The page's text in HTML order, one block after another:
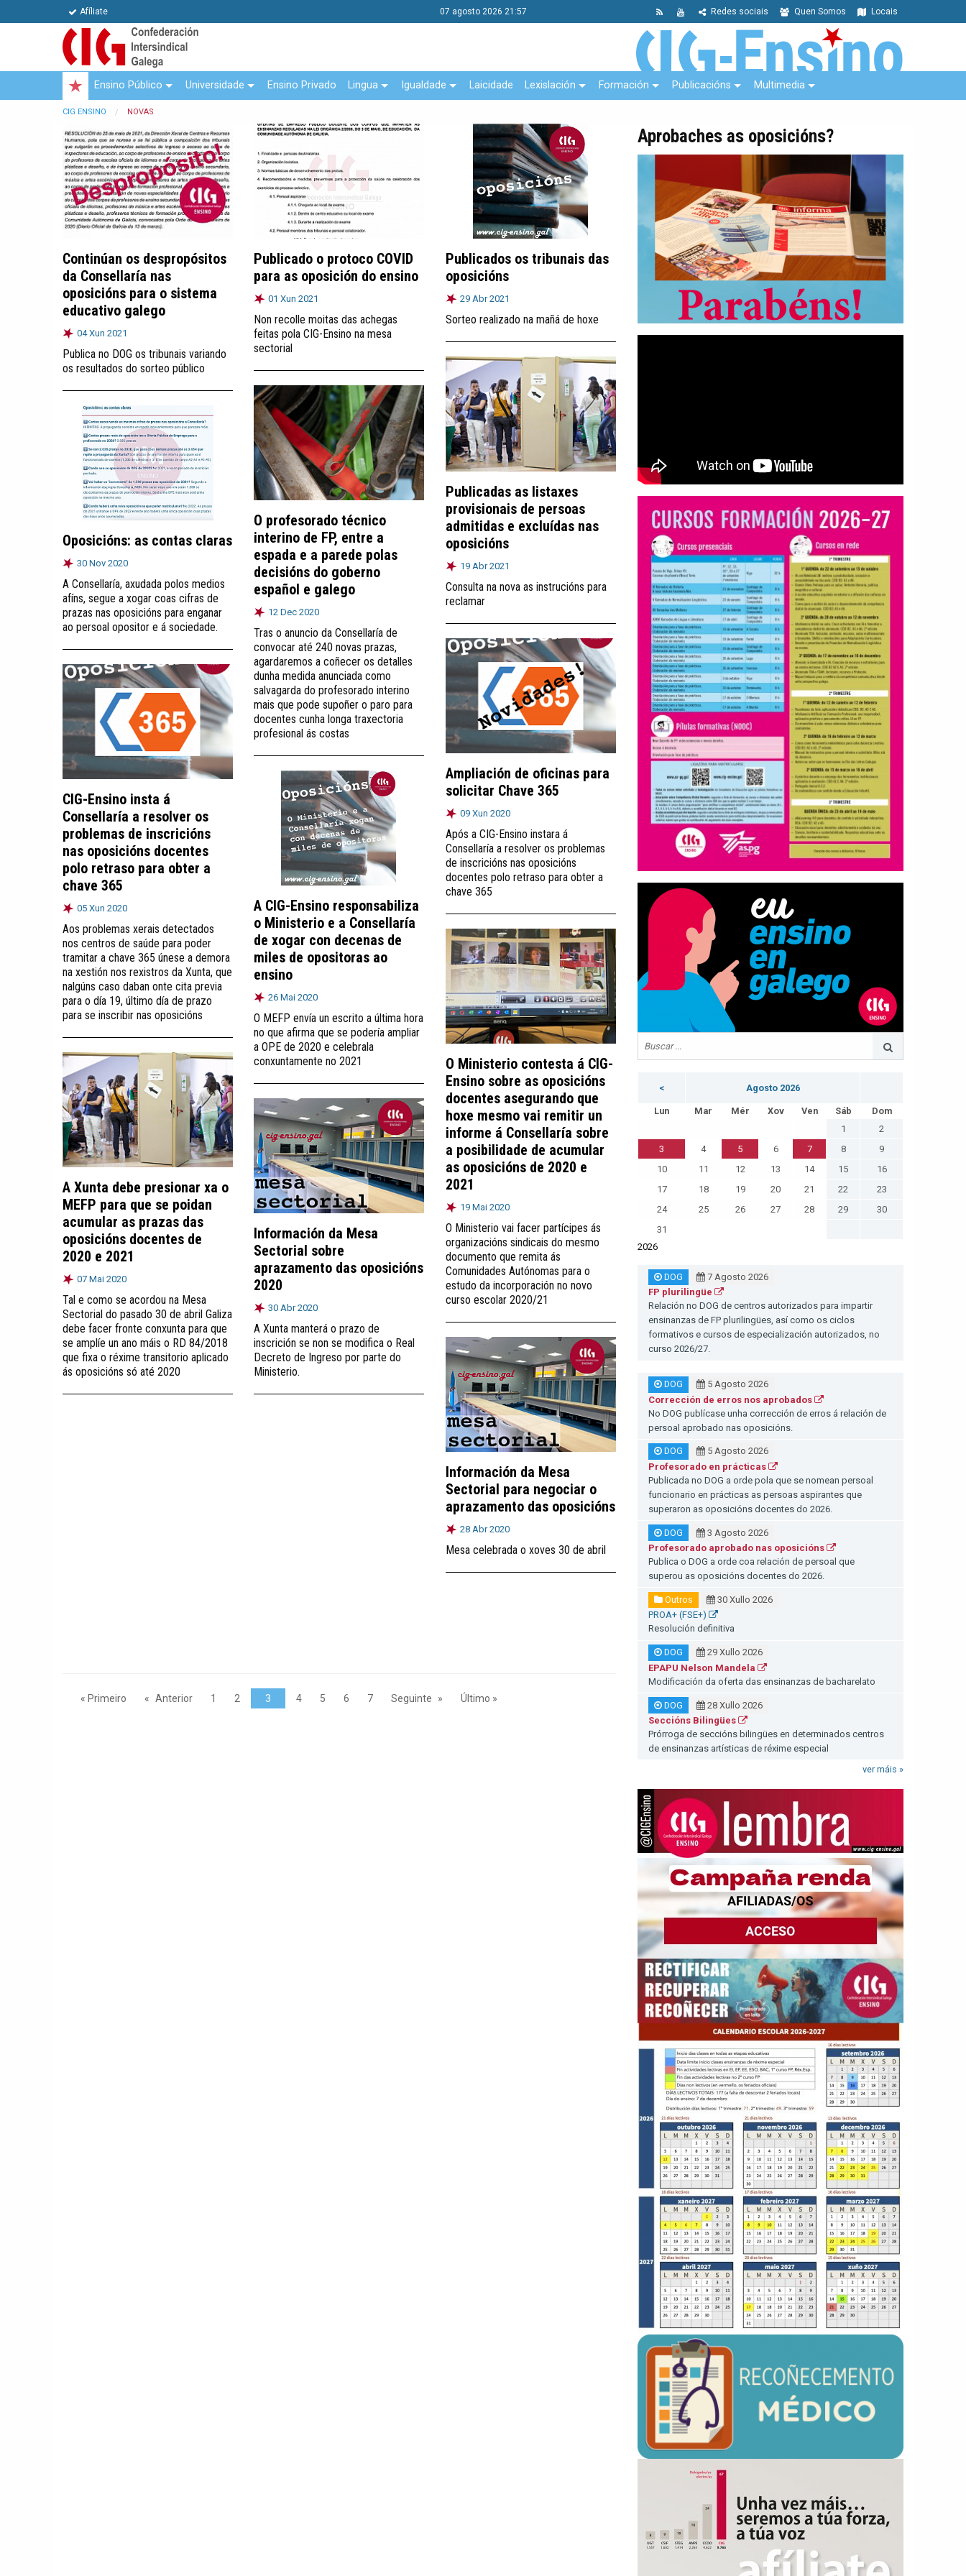
Afíliate 07 agosto 2026 21:57 Locais
Quen Somos
Redes sociais
Ensino Público Universidade Ensino Privado Lingua Igualdade Laicidade Lexislación Formación Publicacións Multimedia
CIG ENSINO NOVAS
Continúan os despropósitos
da Consellaría nas
oposicións para o sistema
educativo galego
04 Xun 2021
Publica no DOG os tribunais variando
os resultados do sorteo público
Publicado o protoco COVID
para as oposición do ensino
01 Xun 2021
Non recolle moitas das achegas
feitas pola CIG-Ensino na mesa
sectorial
Publicados os tribunais das
oposicións
29 Abr 2021
Sorteo realizado na mañá de hoxe
Publicadas as listaxes
provisionais de persoas
admitidas e excluídas nas
oposicións
19 Abr 2021
Consulta na nova as instrucións para
reclamar
O profesorado técnico
interino de FP, entre a
espada e a parede polas
decisións do goberno
español e galego
12 Dec 2020
Tras o anuncio da Consellaría de
convocar até 240 novas prazas,
agardaremos a coñecer os detalles
dunha medida anunciada como
salvagarda do profesorado interino
mais que pode supoñer o paro para
docentes cunha longa traxectoria
profesional ás costas
Oposicións: as contas claras
30 Nov 2020
A Consellaría, axudada polos medios
afíns, segue a xogar coas cifras de
prazas nas oposicións para enganar
ao persoal opositor e á sociedade.
Ampliación de oficinas para
solicitar Chave 365
09 Xun 2020
Após a CIG-Ensino instara á
Consellaría a resolver os problemas
de inscricións nas oposicións
docentes polo retraso para obter a
chave 365
CIG-Ensino insta á
Consellaría a resolver os
problemas de inscricións
nas oposicións docentes
polo retraso para obter a
chave 365
05 Xun 2020
Aos problemas xerais detectados
nos centros de saúde para poder
tramitar a chave 365 únese a demora
na xestión nos rexistros da Xunta, que
nalgúns caso daban onte cita previa
para o día 19, último día de prazo
para se inscribir nas oposicións
A CIG-Ensino responsabiliza
o Ministerio e a Consellaría
de xogar con decenas de
miles de opositoras ao
ensino
26 Mai 2020
O MEFP envía un escrito a última hora
no que afirma que se podería ampliar
a OPE de 2020 e celebrala
conxuntamente no 2021
O Ministerio contesta á CIG-
Ensino sobre as oposicións
docentes asegurando que
hoxe mesmo vai remitir un
informe á Consellaría sobre
a posibilidade de acumular
as oposicións de 2020 e
2021
19 Mai 2020
O Ministerio vai facer partícipes ás
organizacións sindicais do mesmo
documento que remita ás
Comunidades Autónomas para o
estudo da incorporación no novo
curso escolar 2020/21
A Xunta debe presionar xa o
MEFP para que se poidan
acumular as prazas das
oposicións docentes de
2020 e 2021
07 Mai 2020
Tal e como se acordou na Mesa
Sectorial do pasado 30 de abril Galiza
debe facer fronte conxunta para que
se amplíe un ano máis o RD 84/2018
que fixa o réxime transitorio aplicado
ás oposicións só até 2020
Información da Mesa
Sectorial sobre
aprazamento das oposicións
2020
30 Abr 2020
A Xunta manterá o prazo de
inscrición se non se modifica o Real
Decreto de Ingreso por parte do
Ministerio.
Información da Mesa
Sectorial para negociar o
aprazamento das oposicións
28 Abr 2020
Mesa celebrada o xoves 30 de abril
« Primeiro Anterior 1 2 3 4 5 6 7 Seguinte Último »
Aprobaches as oposicións?
< Agosto 2026
Lun Mar Mér Xov Ven Sáb
Dom
1
2
3
4 5 6 7 8
9
10
11 12 13 14 15
16
17
18 19 20 21 22
23
24
25 26 27 28 29
30
31
2026
DOG
7 Agosto 2026
FP plurilingüe
Relación no DOG de centros autorizados para impartir
ensinanzas de FP plurilingües, así como os ciclos
formativos e cursos de especialización autorizados, no
curso 2026/27.
DOG
5 Agosto 2026
Corrección de erros nos aprobados
No DOG publícase unha corrección de erros á relación de
persoal aprobado nas oposicións.
DOG
5 Agosto 2026
Profesorado en prácticas
Publicada no DOG a orde pola que se nomean persoal
funcionario en prácticas as persoas aspirantes que
superaron as oposicións docentes do 2026.
DOG
3 Agosto 2026
Profesorado aprobado nas oposicións
Publica o DOG a orde coa relación de persoal que
superou as oposicións docentes do 2026.
Outros
30 Xullo 2026
PROA+ (FSE+)
Resolución definitiva
DOG
29 Xullo 2026
EPAPU Nelson Mandela
Modificación da oferta das ensinanzas de bacharelato
DOG
28 Xullo 2026
Seccións Bilingües
Prórroga de seccións bilingües en determinados centros
de ensinanzas artísticas de réxime especial
ver máis »